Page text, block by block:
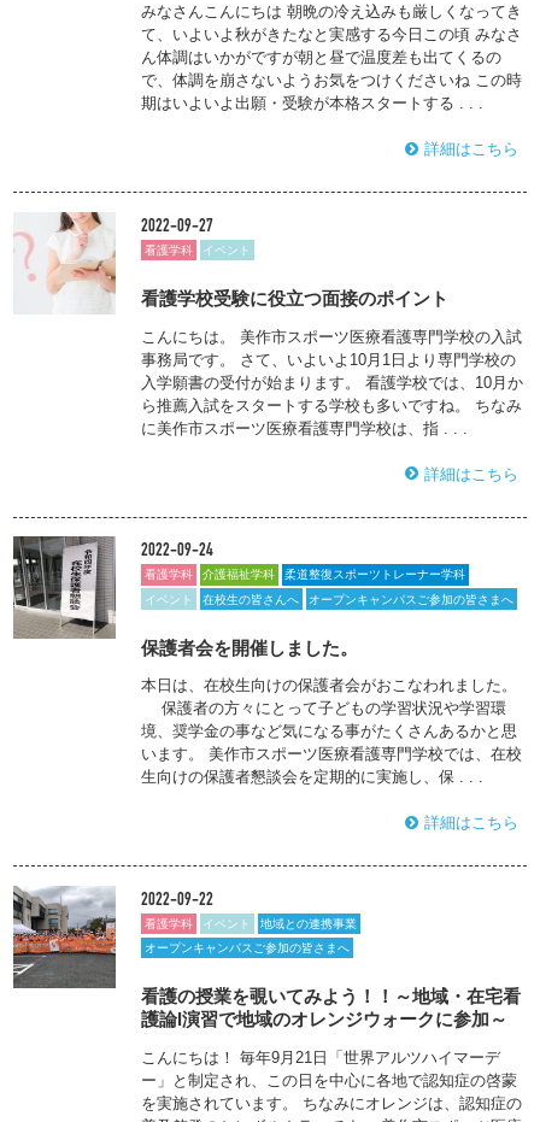
みなさんこんにちは 朝晩の冷え込みも厳しくなってき
て、いよいよ秋がきたなと実感する今日この頃 みなさ
ん体調はいかがですが朝と昼で温度差も出てくるの
で、体調を崩さないようお気をつけくださいね この時
期はいよいよ出願・受験が本格スタートする . . .
詳細はこちら
2022-09-27
看護学科 イベント
看護学校受験に役立つ面接のポイント
こんにちは。 美作市スポーツ医療看護専門学校の入試
事務局です。 さて、いよいよ10月1日より専門学校の
入学願書の受付が始まります。 看護学校では、10月か
ら推薦入試をスタートする学校も多いですね。 ちなみ
に美作市スポーツ医療看護専門学校は、指 . . .
詳細はこちら
2022-09-24
看護学科 介護福祉学科
柔道整復スポーツトレーナー学科
イベント
在校生の皆さんへ オープンキャンパスご参加の皆さまへ
保護者会を開催しました。
本日は、在校生向けの保護者会がおこなわれました。
保護者の方々にとって子どもの学習状況や学習環
境、奨学金の事など気になる事がたくさんあるかと思
います。 美作市スポーツ医療看護専門学校では、在校
生向けの保護者懇談会を定期的に実施し、保 . . .
詳細はこちら
2022-09-22
看護学科 イベント
地域との連携事業
オープンキャンパスご参加の皆さまへ
看護の授業を覗いてみよう！！～地域・在宅看
護論Ⅰ演習で地域のオレンジウォークに参加～
こんにちは！ 毎年9月21日「世界アルツハイマーデ
ー」と制定され、この日を中心に各地で認知症の啓蒙
を実施されています。 ちなみにオレンジは、認知症の